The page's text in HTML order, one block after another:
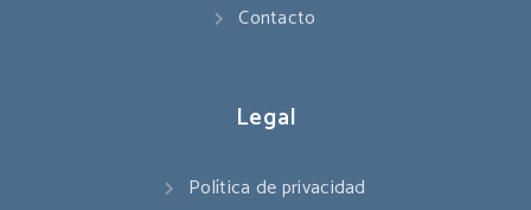
Contacto
Legal
Política de privacidad